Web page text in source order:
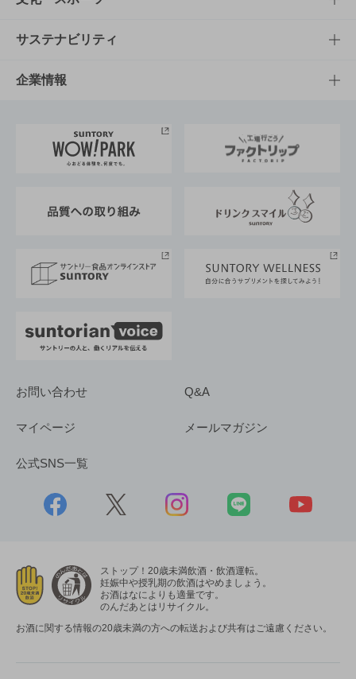
商品発売情報
栄養成分一覧
キャンペーン
工場見学
地域情報
文化・スポーツTOP
サントリーホール
サントリーサンバーズ大阪
サステナビリティ
サステナビリティTOP
サントリーが考えるサステナビリティ経営
企業情報
企業概要
採用情報
お問い合わせ Q&A
マイページ メールマガジン
公式SNS一覧
ストップ！20歳未満飲酒・飲酒運転。
妊娠中や授乳期の飲酒はやめましょう。
お酒はなによりも適量です。
のんだあとはリサイクル。
お酒に関する情報の20歳未満の方への転送および共有はご遠慮ください。